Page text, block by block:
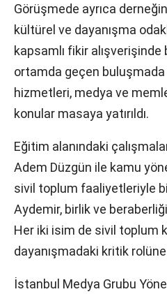
Görüşmede ayrıca
kültürel ve dayanışma
kapsamlı fikir
ortamda geçen
hizmetleri, medya ve
konular masaya yatırıldı.
Eğitim alanındaki
Adem Düzgün ile kamu
sivil toplum faaliyetleriyle
Aydemir, birlik ve
Her iki isim de sivil toplum
dayanışmadaki kritik
İstanbul Medya Grubu